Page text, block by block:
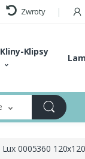
Zwroty
Kliny-Klipsy
0005360